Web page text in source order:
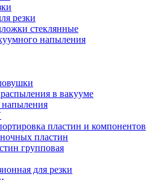
резки
стеклянные
напыления
в вакууме
пластин и компонентов
пластин
групповая
для резки